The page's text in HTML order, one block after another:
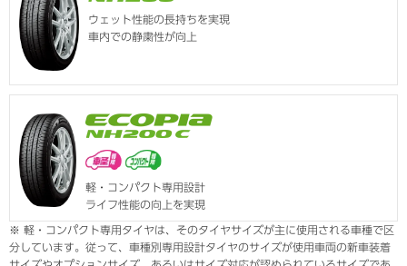
ウェット性能の長持ちを実現
車内での静粛性が向上
軽・コンパクト専用設計
ライフ性能の向上を実現
※ 軽・コンパクト専用タイヤは、そのタイヤサイズが主に使用される車種で区
分しています。従って、車種別専用設計タイヤのサイズが使用車両の新車装着